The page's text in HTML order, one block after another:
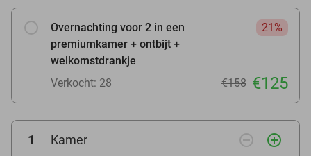
Overnachting voor 2 in een
premiumkamer + ontbijt +
welkomstdrankje
21%
Verkocht: 28 €158 €125
1 Kamer remove_circle_outline add_circle_outline